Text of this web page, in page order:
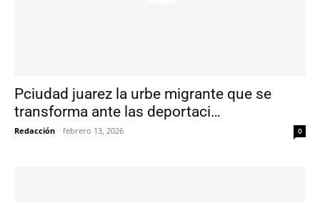
Pciudad juarez la urbe migrante que se
transforma ante las deportaci…
Redacción - febrero 13, 2026 0